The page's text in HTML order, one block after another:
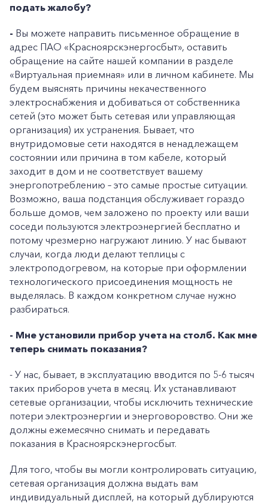
подать жалобу?
- Вы можете направить письменное обращение в
адрес ПАО «Красноярскэнергосбыт», оставить
обращение на сайте нашей компании в разделе
«Виртуальная приемная» или в личном кабинете. Мы
будем выяснять причины некачественного
электроснабжения и добиваться от собственника
сетей (это может быть сетевая или управляющая
организация) их устранения. Бывает, что
внутридомовые сети находятся в ненадлежащем
состоянии или причина в том кабеле, который
заходит в дом и не соответствует вашему
энергопотреблению – это самые простые ситуации.
Возможно, ваша подстанция обслуживает гораздо
больше домов, чем заложено по проекту или ваши
соседи пользуются электроэнергией бесплатно и
потому чрезмерно нагружают линию. У нас бывают
случаи, когда люди делают теплицы с
электроподогревом, на которые при оформлении
технологического присоединения мощность не
выделялась. В каждом конкретном случае нужно
разбираться.
- Мне установили прибор учета на столб. Как мне
теперь снимать показания?
- У нас, бывает, в эксплуатацию вводится по 5-6 тысяч
таких приборов учета в месяц. Их устанавливают
сетевые организации, чтобы исключить технические
потери электроэнергии и энерговоровство. Они же
должны ежемесячно снимать и передавать
показания в Красноярскэнергосбыт.
Для того, чтобы вы могли контролировать ситуацию,
сетевая организация должна выдать вам
индивидуальный дисплей, на который дублируются